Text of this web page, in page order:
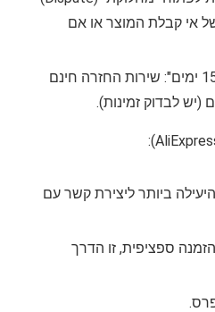
אי קבלת המוצר או אם
"החזר פריט מכל סיבה תוך 15 ימים": שירות החזרה חינם
(יש לבדוק זמינות).
ביותר ליצירת קשר עם
ספציפית, זו הדרך